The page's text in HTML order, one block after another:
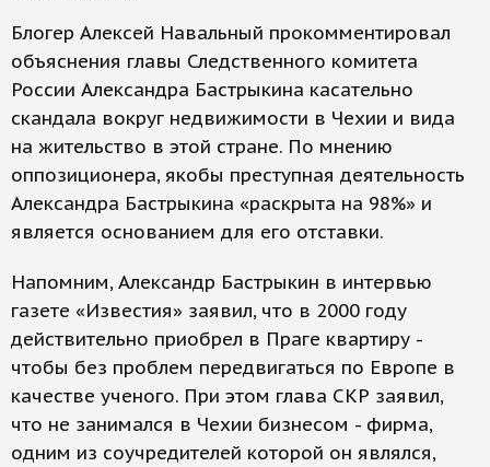
Блогер Алексей Навальный прокомментировал
объяснения главы Следственного комитета
России Александра Бастрыкина касательно
скандала вокруг недвижимости в Чехии и вида
на жительство в этой стране. По мнению
оппозиционера, якобы преступная деятельность
Александра Бастрыкина «раскрыта на 98%» и
является основанием для его отставки.
Напомним, Александр Бастрыкин в интервью
газете «Известия» заявил, что в 2000 году
действительно приобрел в Праге квартиру -
чтобы без проблем передвигаться по Европе в
качестве ученого. При этом глава СКР заявил,
что не занимался в Чехии бизнесом - фирма,
одним из соучредителей которой он являлся,